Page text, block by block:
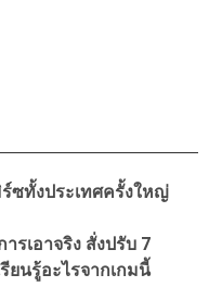
ซทั้งประเทศครั้งใหญ่
เอาจริง สั่งปรับ 7
นรู้อะไรจากเกมนี้